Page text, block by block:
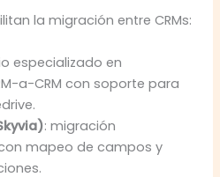
la migración entre CRMs:
especializado en
a-CRM con soporte para
: migración
mapeo de campos y